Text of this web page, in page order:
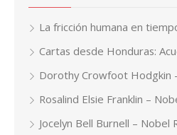
La fricción humana en
Cartas desde Honduras:
Dorothy Crowfoot Hodgkin
Rosalind Elsie Franklin –
Jocelyn Bell Burnell – Nobel